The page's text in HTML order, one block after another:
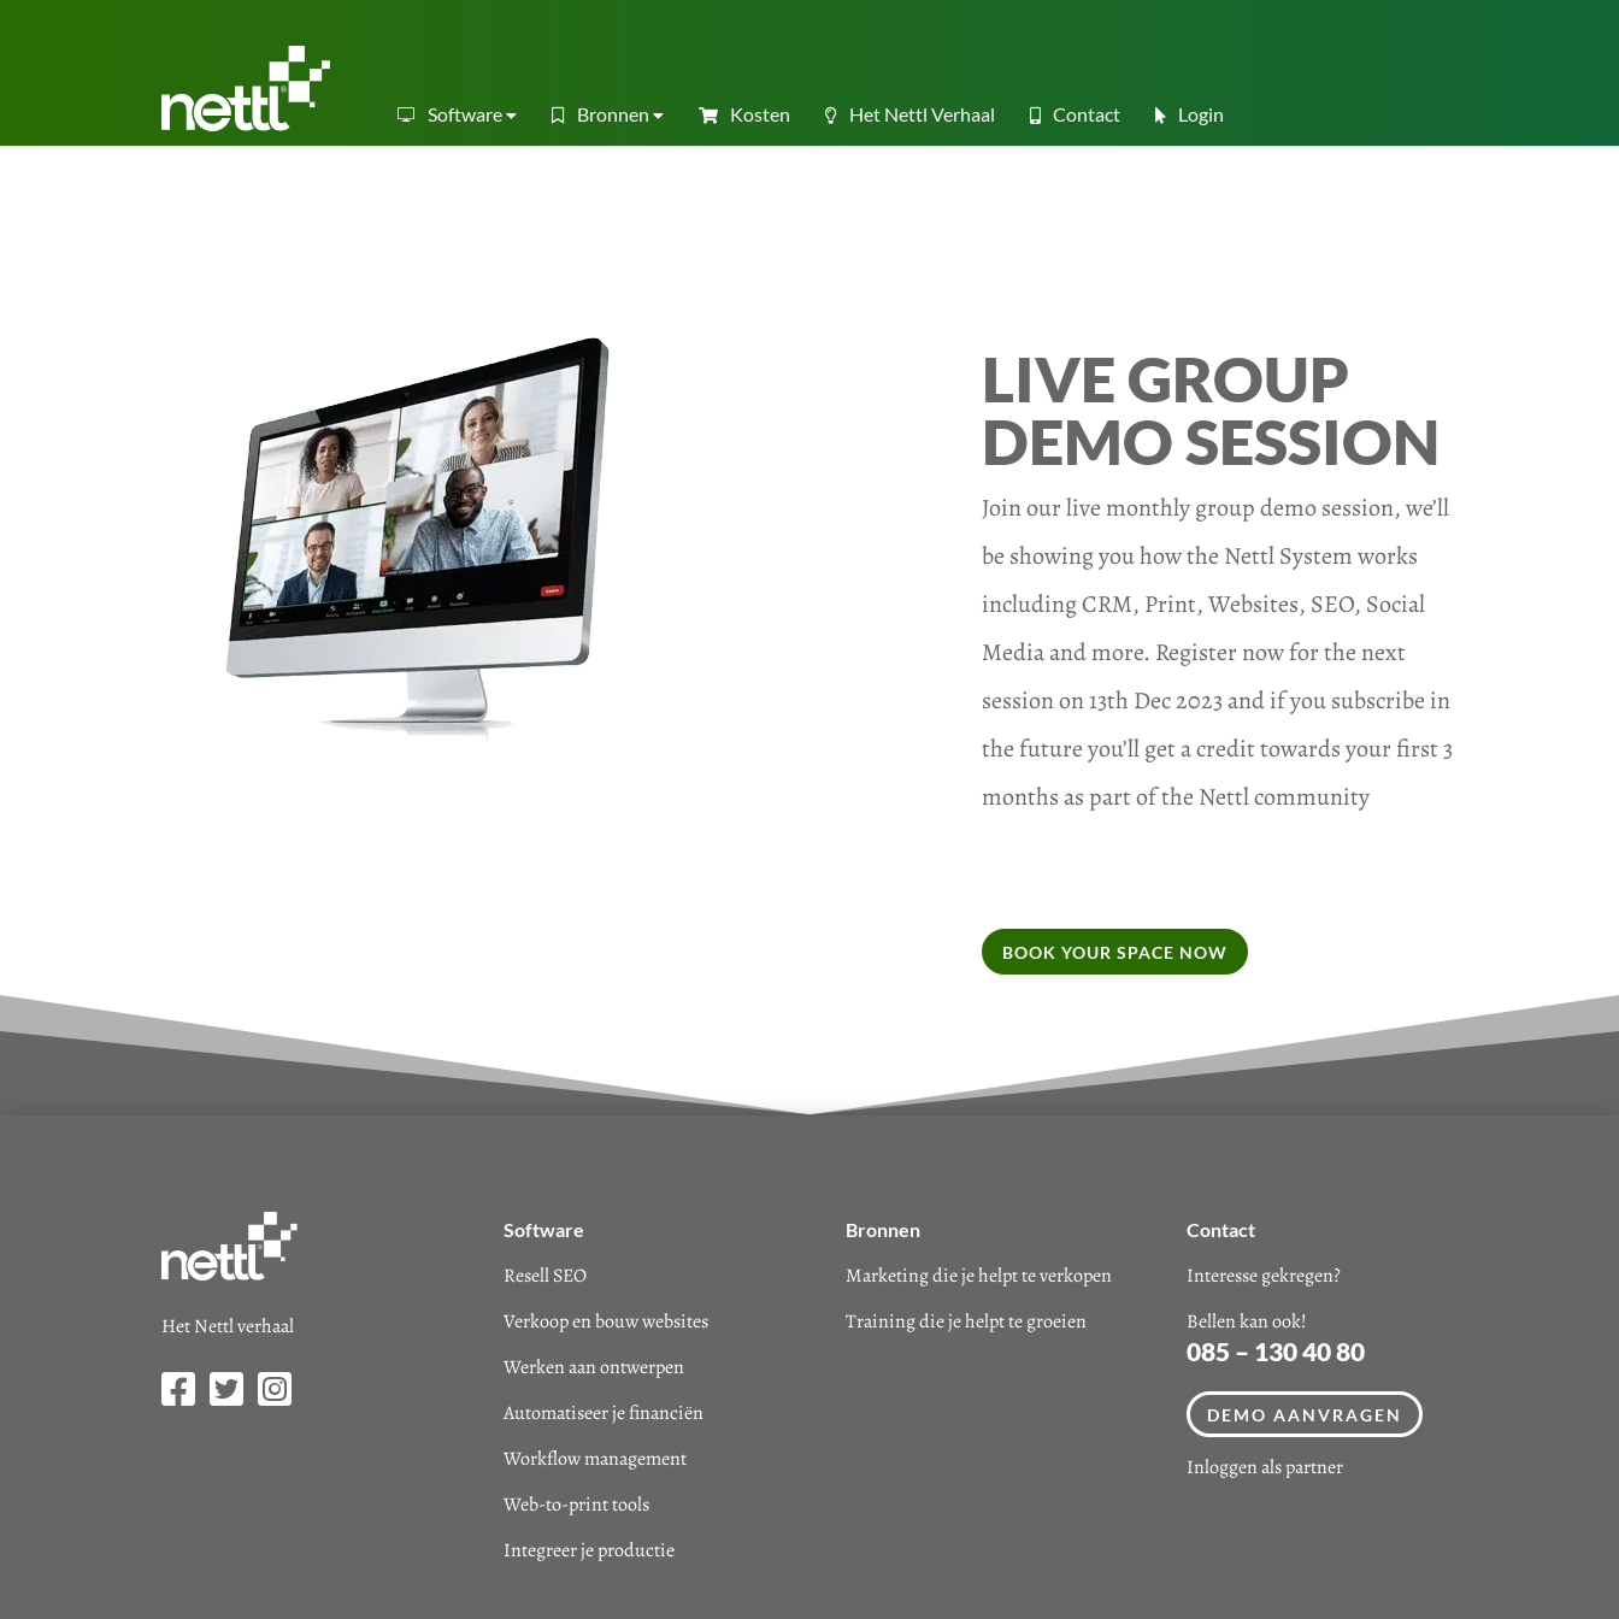
Software Bronnen Kosten Het Nettl Verhaal Contact Login
LIVE GROUP
DEMO SESSION
Join our live monthly group demo session, we’ll
be showing you how the Nettl System works
including CRM, Print, Websites, SEO, Social
Media and more. Register now for the next
session on 13th Dec 2023 and if you subscribe in
the future you’ll get a credit towards your first 3
months as part of the Nettl community
BOOK YOUR SPACE NOW
Het Nettl verhaal
Software
Resell SEO
Verkoop en bouw websites
Werken aan ontwerpen
Automatiseer je financiën
Workflow management
Web-to-print tools
Integreer je productie
Bronnen
Marketing die je helpt te verkopen
Training die je helpt te groeien
Contact
Interesse gekregen?
Bellen kan ook!
085 – 130 40 80
DEMO AANVRAGEN
Inloggen als partner